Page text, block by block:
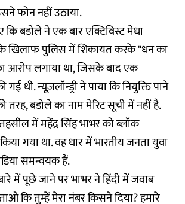
फोन नहीं उठाया.
कि बडोले ने एक बार एक्टिविस्ट मेधा
खिलाफपुलिस में शिकायतकरके "धन का
आरोप लगाया था, जिसके बाद एक
थी. न्यूज़लॉन्ड्री ने पाया कि नियुक्ति पाने
तरह, बडोले का नाम मेरिट सूची में नहीं है.
में महेंद्र सिंह भाभर को ब्लॉक
गया था. वह धार में भारतीय जनता युवा
समन्वयक हैं.
में पूछे जाने पर भाभर ने हिंदी में जवाब
कि तुम्हें मेरा नंबर किसने दिया? हमारे